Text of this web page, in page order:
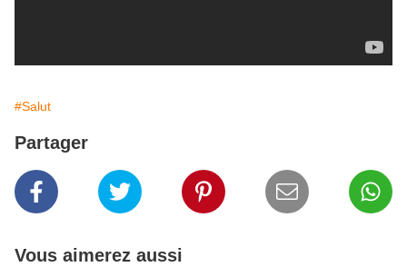
#Salut
Partager
Vous aimerez aussi